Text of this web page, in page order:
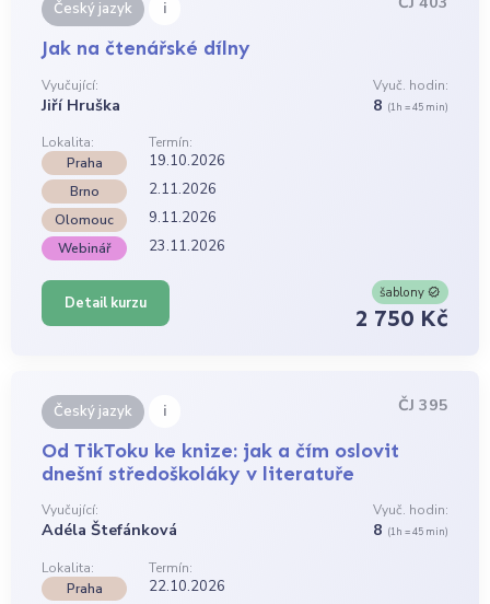
Český jazyk i
Jak na čtenářské dílny
Vyučující:
Jiří Hruška
Vyuč. hodin:
8 (1h = 45 min)
Lokalita:
Termín:
Praha
19.10.2026
Brno 2.11.2026
Olomouc 9.11.2026
Webinář 23.11.2026
Detail kurzu
šablony
2 750 Kč
Český jazyk i ČJ 395
Od TikToku ke knize: jak a čím oslovit
dnešní středoškoláky v literatuře
Vyučující:
Adéla Štefánková
Vyuč. hodin:
8 (1h = 45 min)
Lokalita:
Termín:
Praha
22.10.2026